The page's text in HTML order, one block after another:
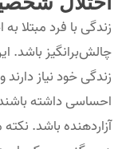
زندگی با فرد مبتلا
چالش‌برانگیز
زندگی خود نیاز
احساسی داشته
آزاردهنده باشد.